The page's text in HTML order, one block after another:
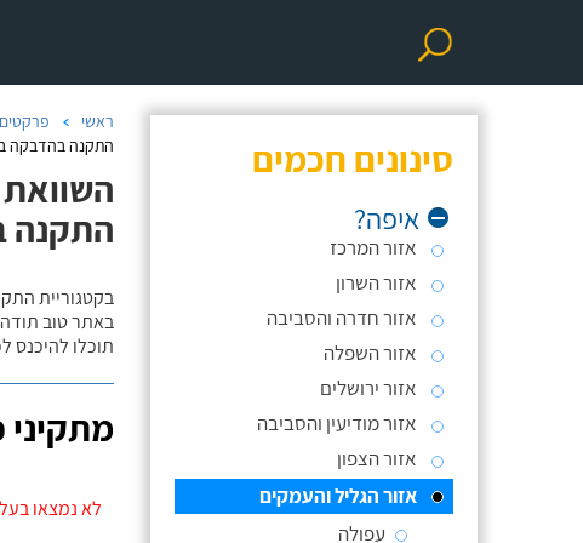
סינונים חכמים
איפה?
אזור המרכז
אזור השרון
אזור חדרה והסביבה
אזור השפלה
אזור ירושלים
אזור מודיעין והסביבה
אזור הצפון
אזור הגליל והעמקים
עפולה
ראשי פרקטים
התקנה בהדבקה
התקנה
בקטגוריית
באתר טוב תודה
תוכלו
לא נמצאו